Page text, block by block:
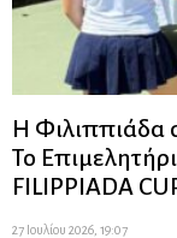
Η Φιλιππιάδα
Το
FILIPPIADA
27 Ιουλίου 2026, 19:07